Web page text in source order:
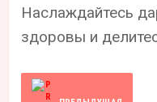
Наслаждайтесь
здоровы и